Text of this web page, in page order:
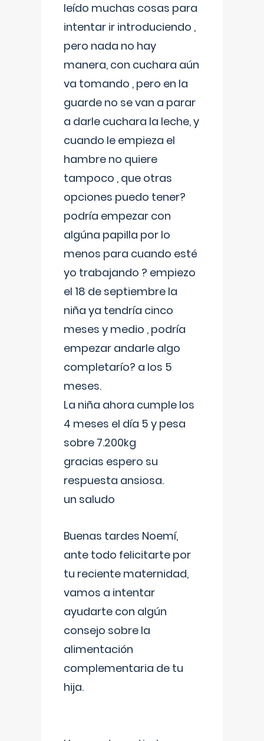
leído muchas cosas para
intentar ir introduciendo ,
pero nada no hay
manera, con cuchara aún
va tomando , pero en la
guarde no se van a parar
a darle cuchara la leche, y
cuando le empieza el
hambre no quiere
tampoco , que otras
opciones puedo tener?
podría empezar con
algúna papilla por lo
menos para cuando esté
yo trabajando ? empiezo
el 18 de septiembre la
niña ya tendría cinco
meses y medio , podría
empezar andarle algo
completarío? a los 5
meses.
La niña ahora cumple los
4 meses el día 5 y pesa
sobre 7.200kg
gracias espero su
respuesta ansiosa.
un saludo
Buenas tardes Noemí,
ante todo felicitarte por
tu reciente maternidad,
vamos a intentar
ayudarte con algún
consejo sobre la
alimentación
complementaria de tu
hija.